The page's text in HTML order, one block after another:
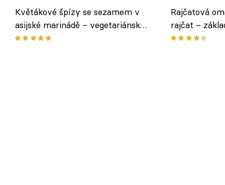
Květákové špízy se sezamem v
asijské marinádě – vegetariánská
chuťovka z grilu
Rajčatová
rajčat –